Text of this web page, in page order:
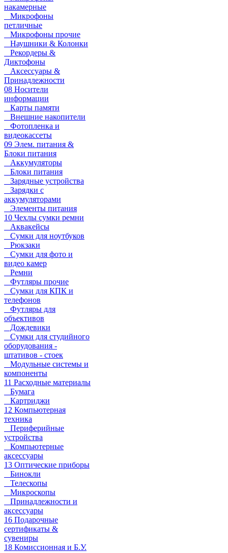
накамерные
Микрофоны
петличные
Микрофоны прочие
Наушники & Колонки
Рекордеры &
Диктофоны
Аксессуары &
Принадлежности
08 Носители
информации
Карты памяти
Внешние накопители
Фотопленка и
видеокассеты
09 Элем. питания &
Блоки питания
Аккумуляторы
Блоки питания
Зарядные устройства
Зарядки с
аккумуляторами
Элементы питания
10 Чехлы сумки ремни
Аквакейсы
Сумки для ноутбуков
Рюкзаки
Сумки для фото и
видео камер
Ремни
Футляры прочие
Сумки для КПК и
телефонов
Футляры для
объективов
Дождевики
Сумки для студийного
оборудования -
штативов - стоек
Модульные системы и
компоненты
11 Расходные материалы
Бумага
Картриджи
12 Компьютерная
техника
Периферийные
устройства
Компьютерные
аксессуары
13 Оптические приборы
Бинокли
Телескопы
Микроскопы
Принадлежности и
аксессуары
16 Подарочные
сертификаты &
сувениры
18 Комиссионная и Б.У.